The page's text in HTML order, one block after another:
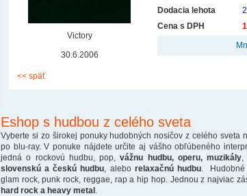
Victory
30.6.2006
Dodacia lehota
Cena s DPH
<< späť
Eshop s hudbou z celého sveta
Vyberte si zo širokej ponuky hudobných nosičov z celého sveta
po blu-ray. V ponuke nájdete určite aj vášho obľúbeného
jedná o rockovú hudbu, pop,vážnu hudbu, operu, muzikály
slovenskú a českú hudbu , alebo relaxačnú hudbu. Hudobné
glam rock, punk rock, reggae, rap a hip hop. Jednou z najviac
hard rock a heavy metal